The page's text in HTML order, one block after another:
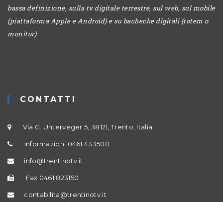
bassa definizione, sulla tv digitale terrestre, sul web, sul mobile
(piattaforma Apple e Android) e su bacheche digitali (totem o
monitor).
CONTATTI
Via G. Unterveger 5, 38121, Trento, Italia
Informazioni 0461 433500
info@trentinotv.it
Fax 0461 823150
contabilita@trentinotv.it